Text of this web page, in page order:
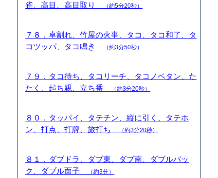
雀、高目、高目取り
（約5分20秒）
７８．卓割れ、竹屋の火事、タコ、タコ和了、タ
コツッパ、タコ鳴き
（約3分50秒）
７９．タコ待ち、タコリーチ、タコノベタン、た
たく、起ち親、立ち番
（約3分20秒）
８０．タッパイ、タテチン、縦に引く、タテホ
ン、打点、打牌、旅打ち
（約3分20秒）
８１．ダブドラ、ダブ東、ダブ南、ダブルバッ
ク、ダブル面子
（約3分）